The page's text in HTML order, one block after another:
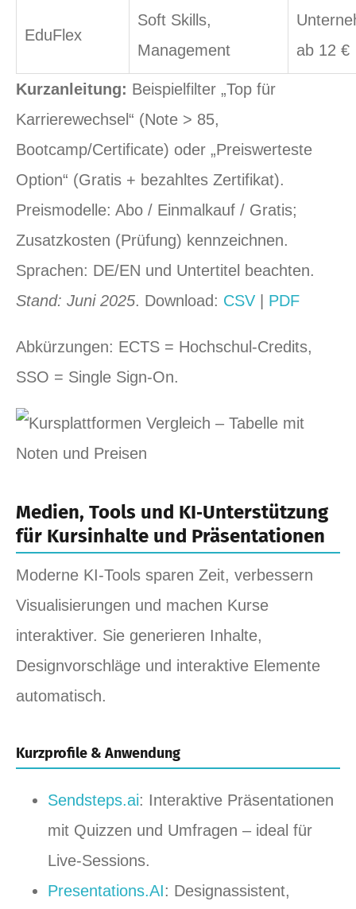
EduFlex
Soft Skills,
Management
ab 12 €
Kurzanleitung: Beispielfilter „Top für
Karrierewechsel“ (Note > 85,
Bootcamp/Certificate) oder „Preiswerteste
Option“ (Gratis + bezahltes Zertifikat).
Preismodelle: Abo / Einmalkauf / Gratis;
Zusatzkosten (Prüfung) kennzeichnen.
Sprachen: DE/EN und Untertitel beachten.
Stand: Juni 2025. Download: CSV PDF
Abkürzungen: ECTS = Hochschul‑Credits,
SSO = Single Sign‑On.
Medien, Tools und KI‑Unterstützung
für Kursinhalte und Präsentationen
Moderne KI‑Tools sparen Zeit, verbessern
Visualisierungen und machen Kurse
interaktiver. Sie generieren Inhalte,
Designvorschläge und interaktive Elemente
automatisch.
Kurzprofile & Anwendung
Sendsteps.ai: Interaktive Präsentationen
mit Quizzen und Umfragen – ideal für
Live‑Sessions.
Presentations.AI: Designassistent,